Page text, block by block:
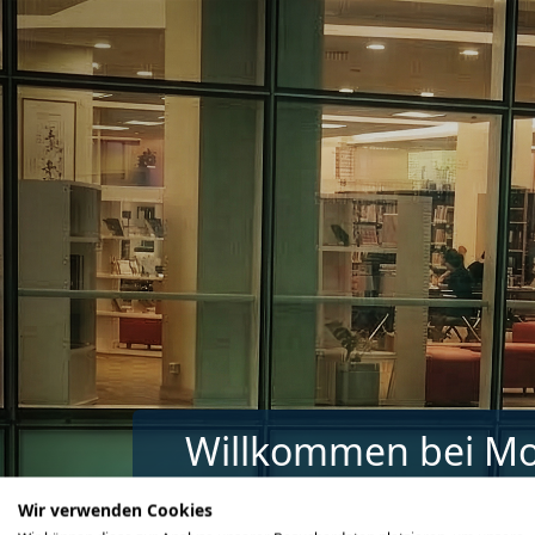
Zum Hauptinhalt
Willkommen bei
Ihre Lernreise beginnt hier. Greifen Sie
Wir verwenden Cookies